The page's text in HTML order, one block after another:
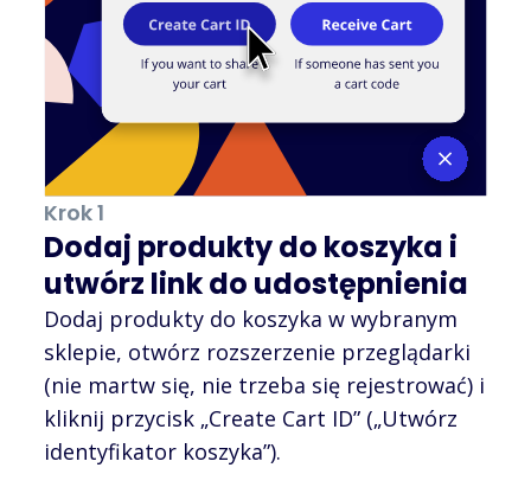
Krok 1
Dodaj produkty do koszyka i
utwórz link do udostępnienia
Dodaj produkty do koszyka w wybranym
sklepie, otwórz rozszerzenie przeglądarki
(nie martw się, nie trzeba się rejestrować) i
kliknij przycisk „Create Cart ID” („Utwórz
identyfikator koszyka”).